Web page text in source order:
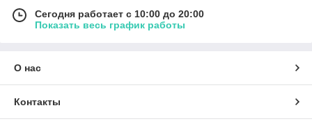
Сегодня работает с 10:00 до 20:00
Показать весь график работы
О нас
Контакты